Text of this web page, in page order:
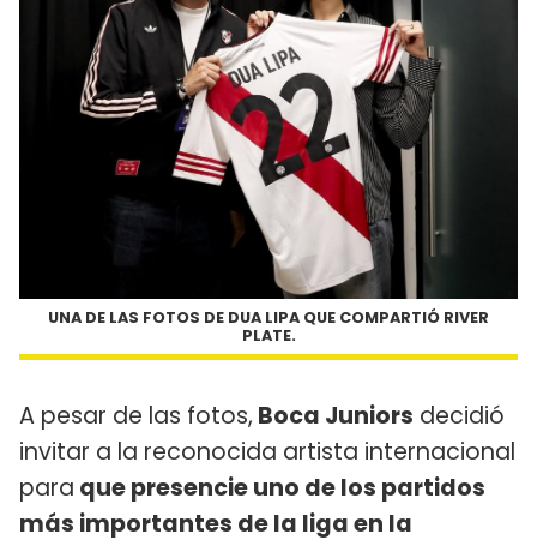
UNA DE LAS FOTOS DE DUA LIPA QUE COMPARTIÓ RIVER
PLATE.
A pesar de las fotos, Boca Juniors decidió
invitar a la reconocida artista internacional
para que presencie uno de los partidos
más importantes de la liga en la